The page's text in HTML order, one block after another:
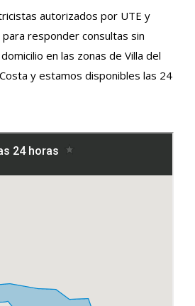
autorizados por UTE y
responder consultas sin
en las zonas de Villa del
y estamos disponibles las 24